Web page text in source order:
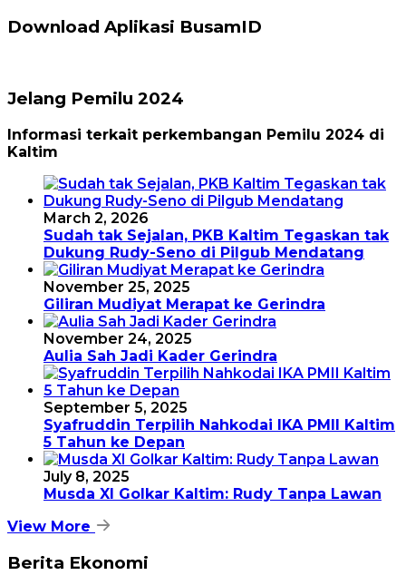
Download Aplikasi BusamID
Jelang Pemilu 2024
Informasi terkait perkembangan Pemilu 2024 di
Kaltim
March 2, 2026
Sudah tak Sejalan, PKB Kaltim Tegaskan tak
Dukung Rudy-Seno di Pilgub Mendatang
November 25, 2025
Giliran Mudiyat Merapat ke Gerindra
November 24, 2025
Aulia Sah Jadi Kader Gerindra
September 5, 2025
Syafruddin Terpilih Nahkodai IKA PMII Kaltim
5 Tahun ke Depan
July 8, 2025
Musda XI Golkar Kaltim: Rudy Tanpa Lawan
View More
Berita Ekonomi